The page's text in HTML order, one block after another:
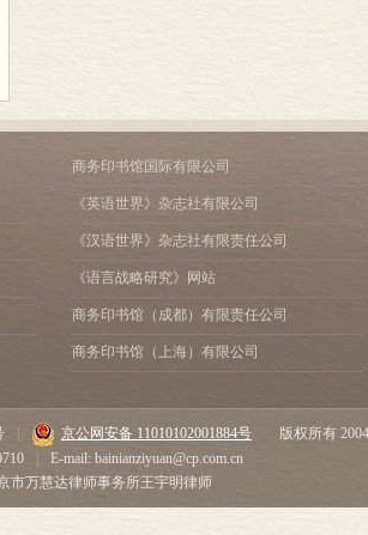
譯名对照表
商务印书馆国际有限公司
《英语世界》杂志社有限公司
《汉语世界》杂志社有限责任公司
《语言战略研究》网站
商务印书馆（成都）有限责任公司
商务印书馆（上海）有限公司
京公网安备 11010102001884号
版权所有
E-mail: bainianziyuan@cp.com.cn
市万慧达律师事务所王宇明律师